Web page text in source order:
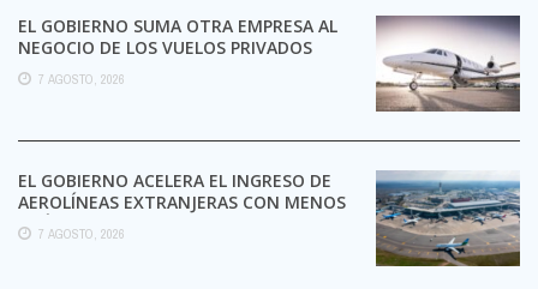
EL GOBIERNO SUMA OTRA EMPRESA AL
NEGOCIO DE LOS VUELOS PRIVADOS
7 AGOSTO, 2026
EL GOBIERNO ACELERA EL INGRESO DE
AEROLÍNEAS EXTRANJERAS CON MENOS
TRÁMITES
7 AGOSTO, 2026